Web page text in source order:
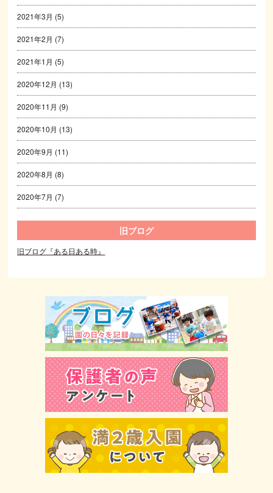
2021年3月 (5)
2021年2月 (7)
2021年1月 (5)
2020年12月 (13)
2020年11月 (9)
2020年10月 (13)
2020年9月 (11)
2020年8月 (8)
2020年7月 (7)
旧ブログ
旧ブログ『ある日ある時』